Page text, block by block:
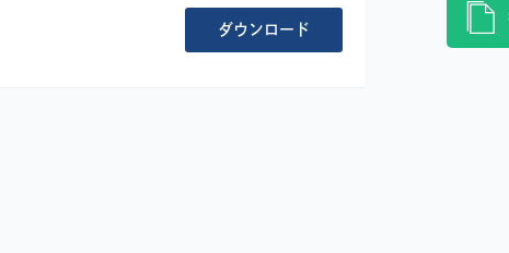
ダウンロード